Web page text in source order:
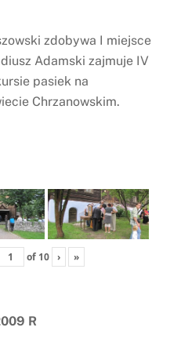
zdobywa I miejsce
Adamski zajmuje IV
pasiek na
Chrzanowskim.
of 10 › »
R